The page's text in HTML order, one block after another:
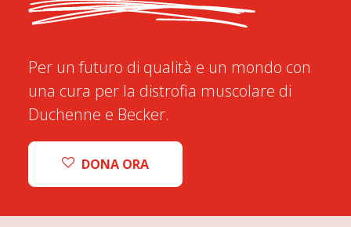
Per un futuro di qualità e un mondo con
una cura per la distrofia muscolare di
Duchenne e Becker.
DONA ORA